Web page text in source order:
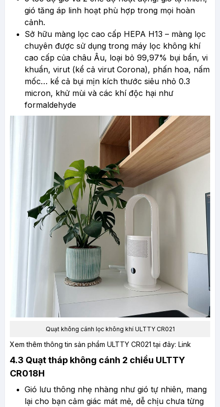
gió tăng áp linh hoạt phù hợp trong mọi hoàn
cảnh.
Sở hữu màng lọc cao cấp HEPA H13 – màng lọc
chuyên được sử dụng trong máy lọc không khí
cao cấp của châu Âu, loại bỏ 99,97% bụi bẩn, vi
khuẩn, virut (kể cả virut Corona), phấn hoa, nấm
mốc… kể cả bụi mịn kích thước siêu nhỏ 0.3
micron, khử mùi và các khí độc hại như
formaldehyde
Quạt không cánh lọc không khí ULTTY CR021
Xem thêm thông tin sản phẩm ULTTY CR021 tại đây: Link
4.3 Quạt tháp không cánh 2 chiều ULTTY
CR018H
Gió lưu thông nhẹ nhàng như gió tự nhiên, mang
lại cho bạn cảm giác mát mẻ, dễ chịu chưa từng